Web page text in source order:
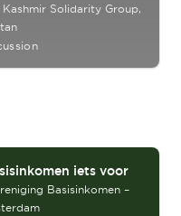
Kashmir Solidarity Group,
iets voor
Basisinkomen –